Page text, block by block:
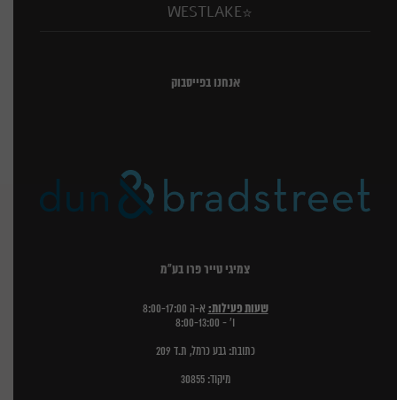
WESTLAKE
אנחנו בפייסבוק
צמיגי טייר פרו בע"מ
שעות פעילות: א-ה 8:00-17:00
ו' - 8:00-13:00
כתובת: גבע כרמל, ת.ד 209
מיקוד: 30855